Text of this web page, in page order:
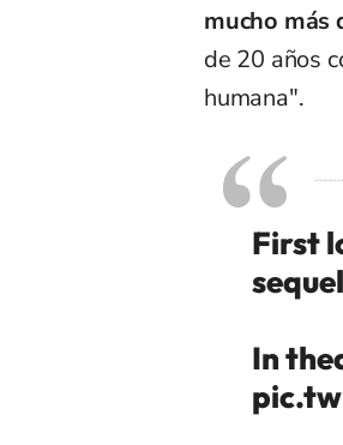
mucho más
de 20 años
humana".
First
In